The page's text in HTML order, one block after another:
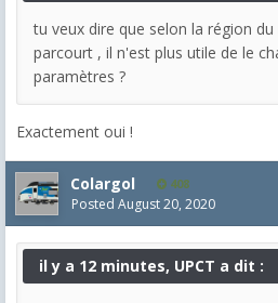
tu veux dire que selon la région
parcourt , il n'est plus utile de le
paramètres ?
Exactement oui !
Colargol 408
Posted August 20, 2020
il y a 12 minutes, UPCT a dit :